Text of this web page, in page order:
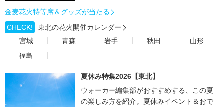
金麦花火特等席＆グッズが当たる
CHECK!
東北の花火開催カレンダー
宮城
青森 岩手 秋田
山形
福島
夏休み特集2026【東北】
ウォーカー編集部がおすすめする、この夏
の楽しみ方を紹介。夏休みイベント＆おで